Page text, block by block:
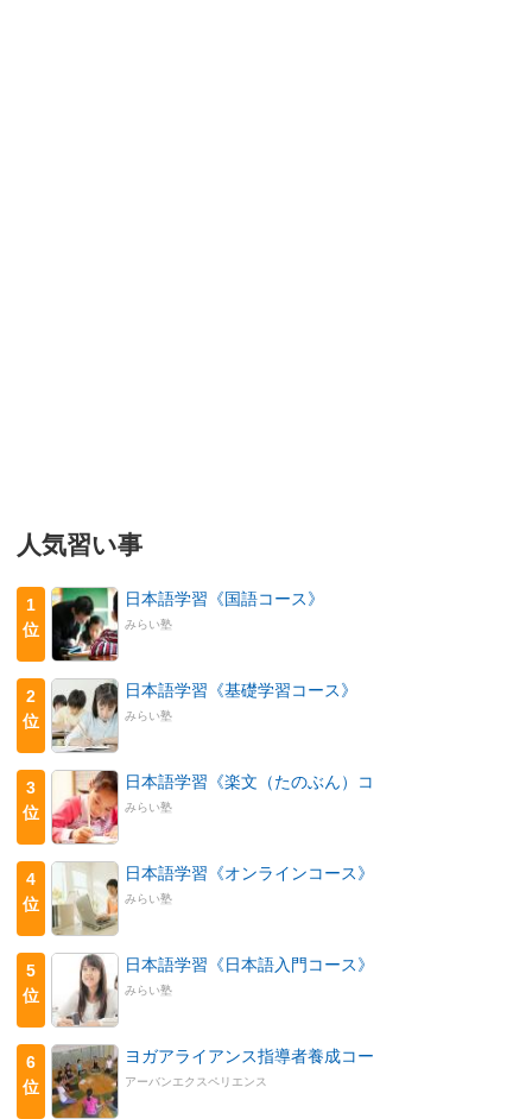
人気習い事
1
位
日本語学習《国語コース》
みらい塾
2
位
日本語学習《基礎学習コース》
みらい塾
3
位
日本語学習《楽文（たのぶん）コ
みらい塾
4
位
日本語学習《オンラインコース》
みらい塾
5
位
日本語学習《日本語入門コース》
みらい塾
6
位
ヨガアライアンス指導者養成コー
アーバンエクスペリエンス